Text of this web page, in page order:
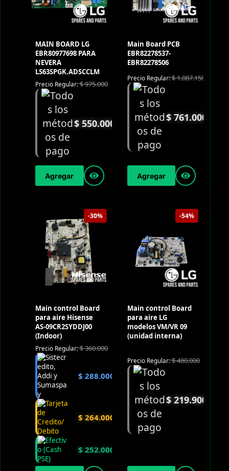
MAIN BOARD LG
EBR80977698 PARA
NEVERA
LS63SPGK.ADSCCLM
Precio Regular:$975.000
$550.000
Agregar
Main Board PCB
EBR82278537-
EBR82278506
Precio Regular:$1.087.150
$761.000
Agregar
-30%
Main control Board
para aire Hisense
AS-09CR2SYDDJ00
(Indoor)
Precio Regular:$360.000
$ 288.000
$ 264.000
$ 252.000
-54%
Main control Board
para aire LG
modelos VM/VR 09
(unidad interna)
Precio Regular:$480.000
$219.900